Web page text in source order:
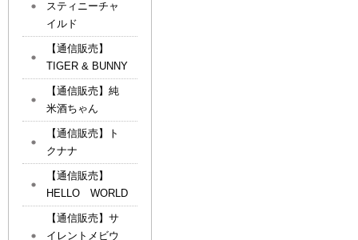
スティニーチャ
イルド
【通信販売】
TIGER & BUNNY
【通信販売】純
米酒ちゃん
【通信販売】ト
クナナ
【通信販売】
HELLO WORLD
【通信販売】サ
イレントメビウ